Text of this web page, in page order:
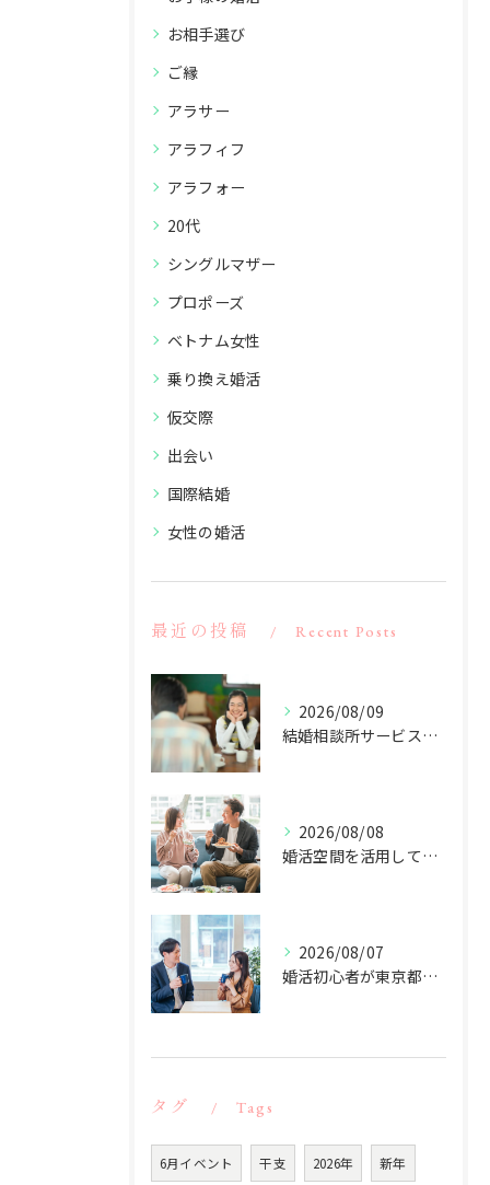
お相手選び
ご縁
アラサー
アラフィフ
アラフォー
20代
シングルマザー
プロポーズ
ベトナム女性
乗り換え婚活
仮交際
出会い
国際結婚
女性の婚活
最近の投稿 Recent Posts
2026/08/09
結婚相談所サービスを東京都大田区蒲田で比較納得できる選び方と会員層やサポート事情
2026/08/08
婚活空間を活用して婚活未経験でも自然に会話が始められるコツと成功への道
2026/08/07
婚活初心者が東京都大田区蒲田で理想の出会いを叶えるコツ徹底解説
タグ Tags
6月イベント 干支 2026年 新年